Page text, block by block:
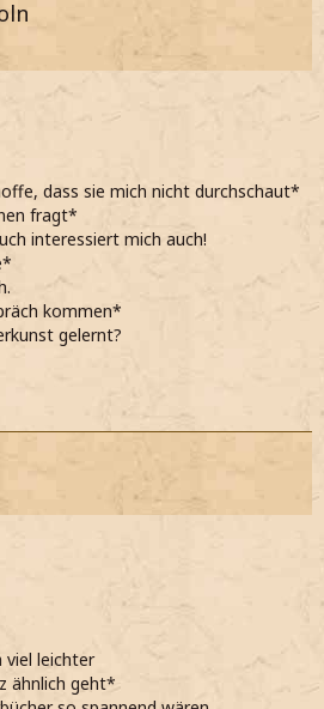
dass sie mich nicht durchschaut*
fragt*
interessiert mich auch!
kommen*
gelernt?
viel leichter
ähnlich geht*